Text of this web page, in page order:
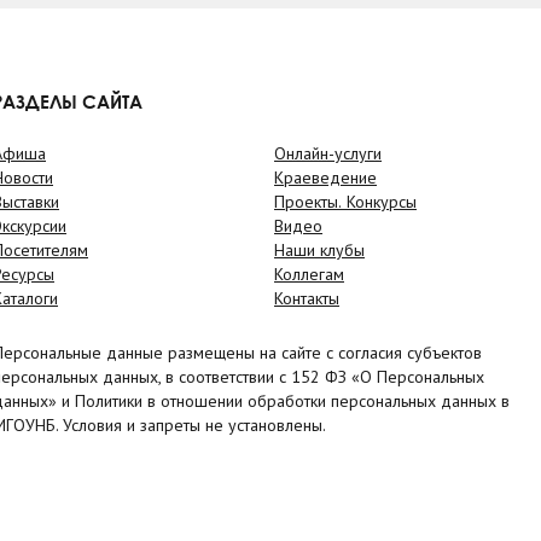
САЙТА
Онлайн-услуги
Краеведение
Проекты. Конкурсы
Видео
Наши клубы
Коллегам
Контакты
данные размещены на сайте с согласия субъектов
данных, в соответствии с 152 ФЗ «О Персональных
и Политики в отношении обработки персональных данных в
Условия и запреты не установлены.